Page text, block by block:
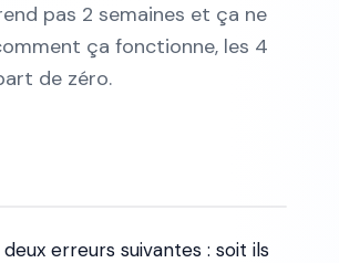
pas 2 semaines et ça ne
ça fonctionne, les 4
de zéro.
erreurs suivantes : soit ils